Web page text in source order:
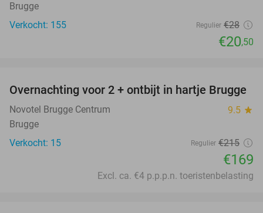
Brugge
Verkocht: 155
Regulier €28
€20,50
21%
Overnachting voor 2 + ontbijt in hartje Brugge
Novotel Brugge Centrum 9.5 star
Brugge
Verkocht: 15
Regulier €215
€169
Excl. ca. €4 p.p.p.n. toeristenbelasting